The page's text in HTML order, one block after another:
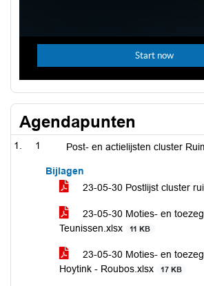
Agendapunten
1 Post- en actielijsten cluster
Bijlagen
23-05-30 Postlijst cluster
23-05-30 Moties- en
Teunissen.xlsx
11 KB
23-05-30 Moties- en
Hoytink - Roubos.xlsx
17 KB